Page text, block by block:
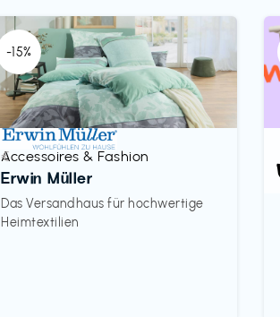
-15%
Accessoires & Fashion
Erwin Müller
Das Versandhaus für hochwertige
Heimtextilien
€‎